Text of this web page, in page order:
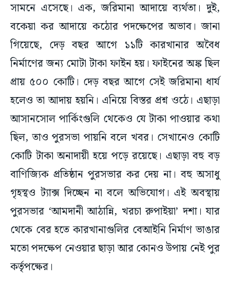
সামনে এসেছে। এক, জরিমানা আদায়ে ব্যর্থতা। দুই,
বকেয়া কর আদায়ে কঠোর পদক্ষেপের অভাব। জানা
গিয়েছে, দেড় বছর আগে ১১টি কারখানার অবৈধ
নির্মাণের জন্য মোটা টাকা ফাইন হয়। ফাইনের অঙ্ক ছিল
প্রায় ৫০০ কোটি। দেড় বছর আগে সেই জরিমানা ধার্য
হলেও তা আদায় হয়নি। এনিয়ে বিস্তর প্রশ্ন ওঠে। এছাড়া
আসানসোল পার্কিংগুলি থেকেও যে টাকা পাওয়ার কথা
ছিল, তাও পুরসভা পায়নি বলে খবর। সেখানেও কোটি
কোটি টাকা অনাদায়ী হয়ে পড়ে রয়েছে। এছাড়া বহু বড়
বাণিজ্যিক প্রতিষ্ঠান পুরসভার কর দেয় না। বহু অসাধু
গৃহস্থও ট্যাক্স দিচ্ছেন না বলে অভিযোগ। এই অবস্থায়
পুরসভার ‘আমদানী আঠান্নি, খরচা রুপাইয়া’ দশা। যার
থেকে বের হতে কারখানাগুলির বেআইনি নির্মাণ ভাঙার
মতো পদক্ষেপ নেওয়ার ছাড়া আর কোনও উপায় নেই পুর
কর্তৃপক্ষের।